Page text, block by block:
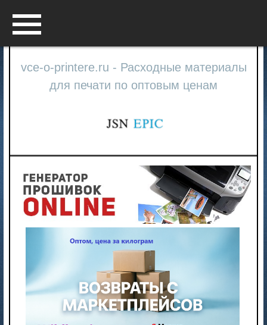
vce-o-printere.ru - Расходные материалы
для печати по оптовым ценам